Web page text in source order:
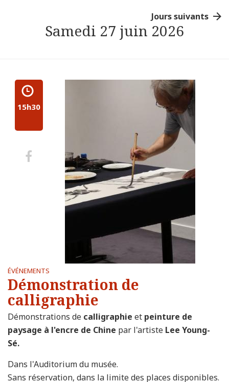
Jours suivants
Samedi 27 juin 2026
15h30
Partager
Facebook
ÉVÉNEMENTS
Démonstration de
calligraphie
Démonstrations de calligraphie et peinture de
paysage à l'encre de Chine par l'artiste Lee Young-
Sé.
Dans l'Auditorium du musée.
Sans réservation, dans la limite des places disponibles.